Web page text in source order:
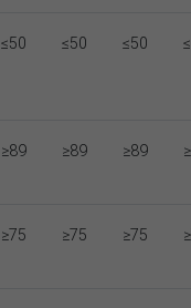
≤50 ≤50 ≤50
≥89 ≥89 ≥89
≥75 ≥75 ≥75